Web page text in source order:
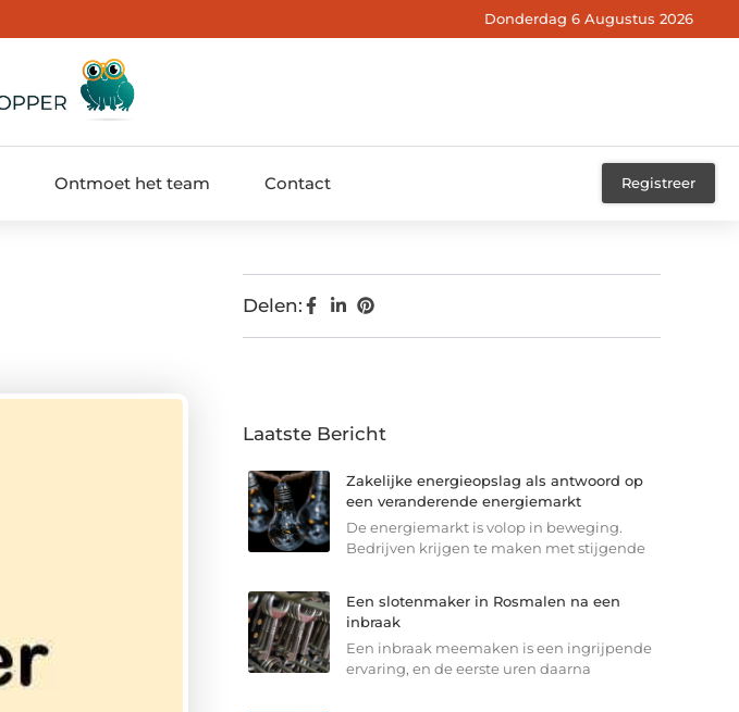
Donderdag 6 Augustus 2026
Ontmoet het team Contact Registreer
Delen:
Laatste Bericht
Zakelijke energieopslag als antwoord op
een veranderende energiemarkt
De energiemarkt is volop in beweging.
Bedrijven krijgen te maken met stijgende
Een slotenmaker in Rosmalen na een
inbraak
Een inbraak meemaken is een ingrijpende
ervaring, en de eerste uren daarna